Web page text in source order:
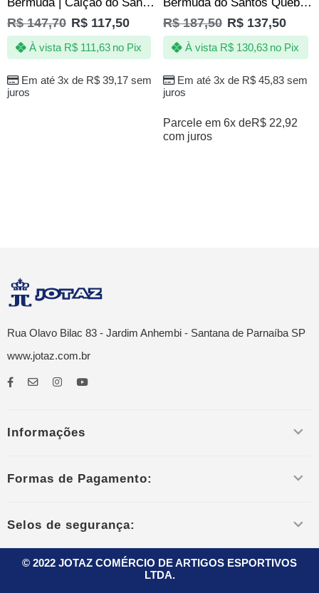
R$147,70 R$ 117,50
Em até 3x de R$39,17sem
juros
À vista R$111,63 no Pix
R$187,50 R$ 137,50
Em até 3x de R$45,83sem
juros
À vista R$130,63 no Pix
Parcele em 6x deR$ 22,92
com juros
Rua Olavo Bilac 83 - Jardim Anhembi - Santana de Parnaíba SP
www.jotaz.com.br
Informações
Formas de Pagamento:
Selos de segurança:
© 2022 JOTAZ COMÉRCIO DE ARTIGOS ESPORTIVOS
LTDA.